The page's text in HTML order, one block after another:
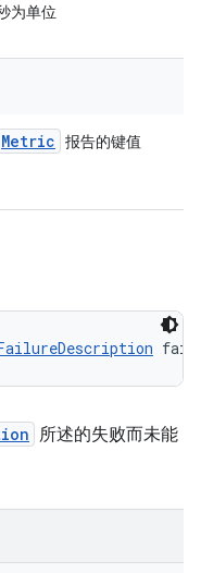
为单位
Metric 报告的键值
所述的失败而未能